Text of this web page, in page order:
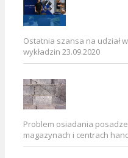
Ostatnia szansa na udział
wykładzin 23.09.2020
Problem osiadania
magazynach i centrach